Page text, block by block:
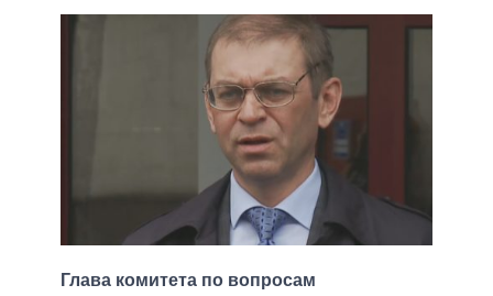
Глава комитета по вопросам